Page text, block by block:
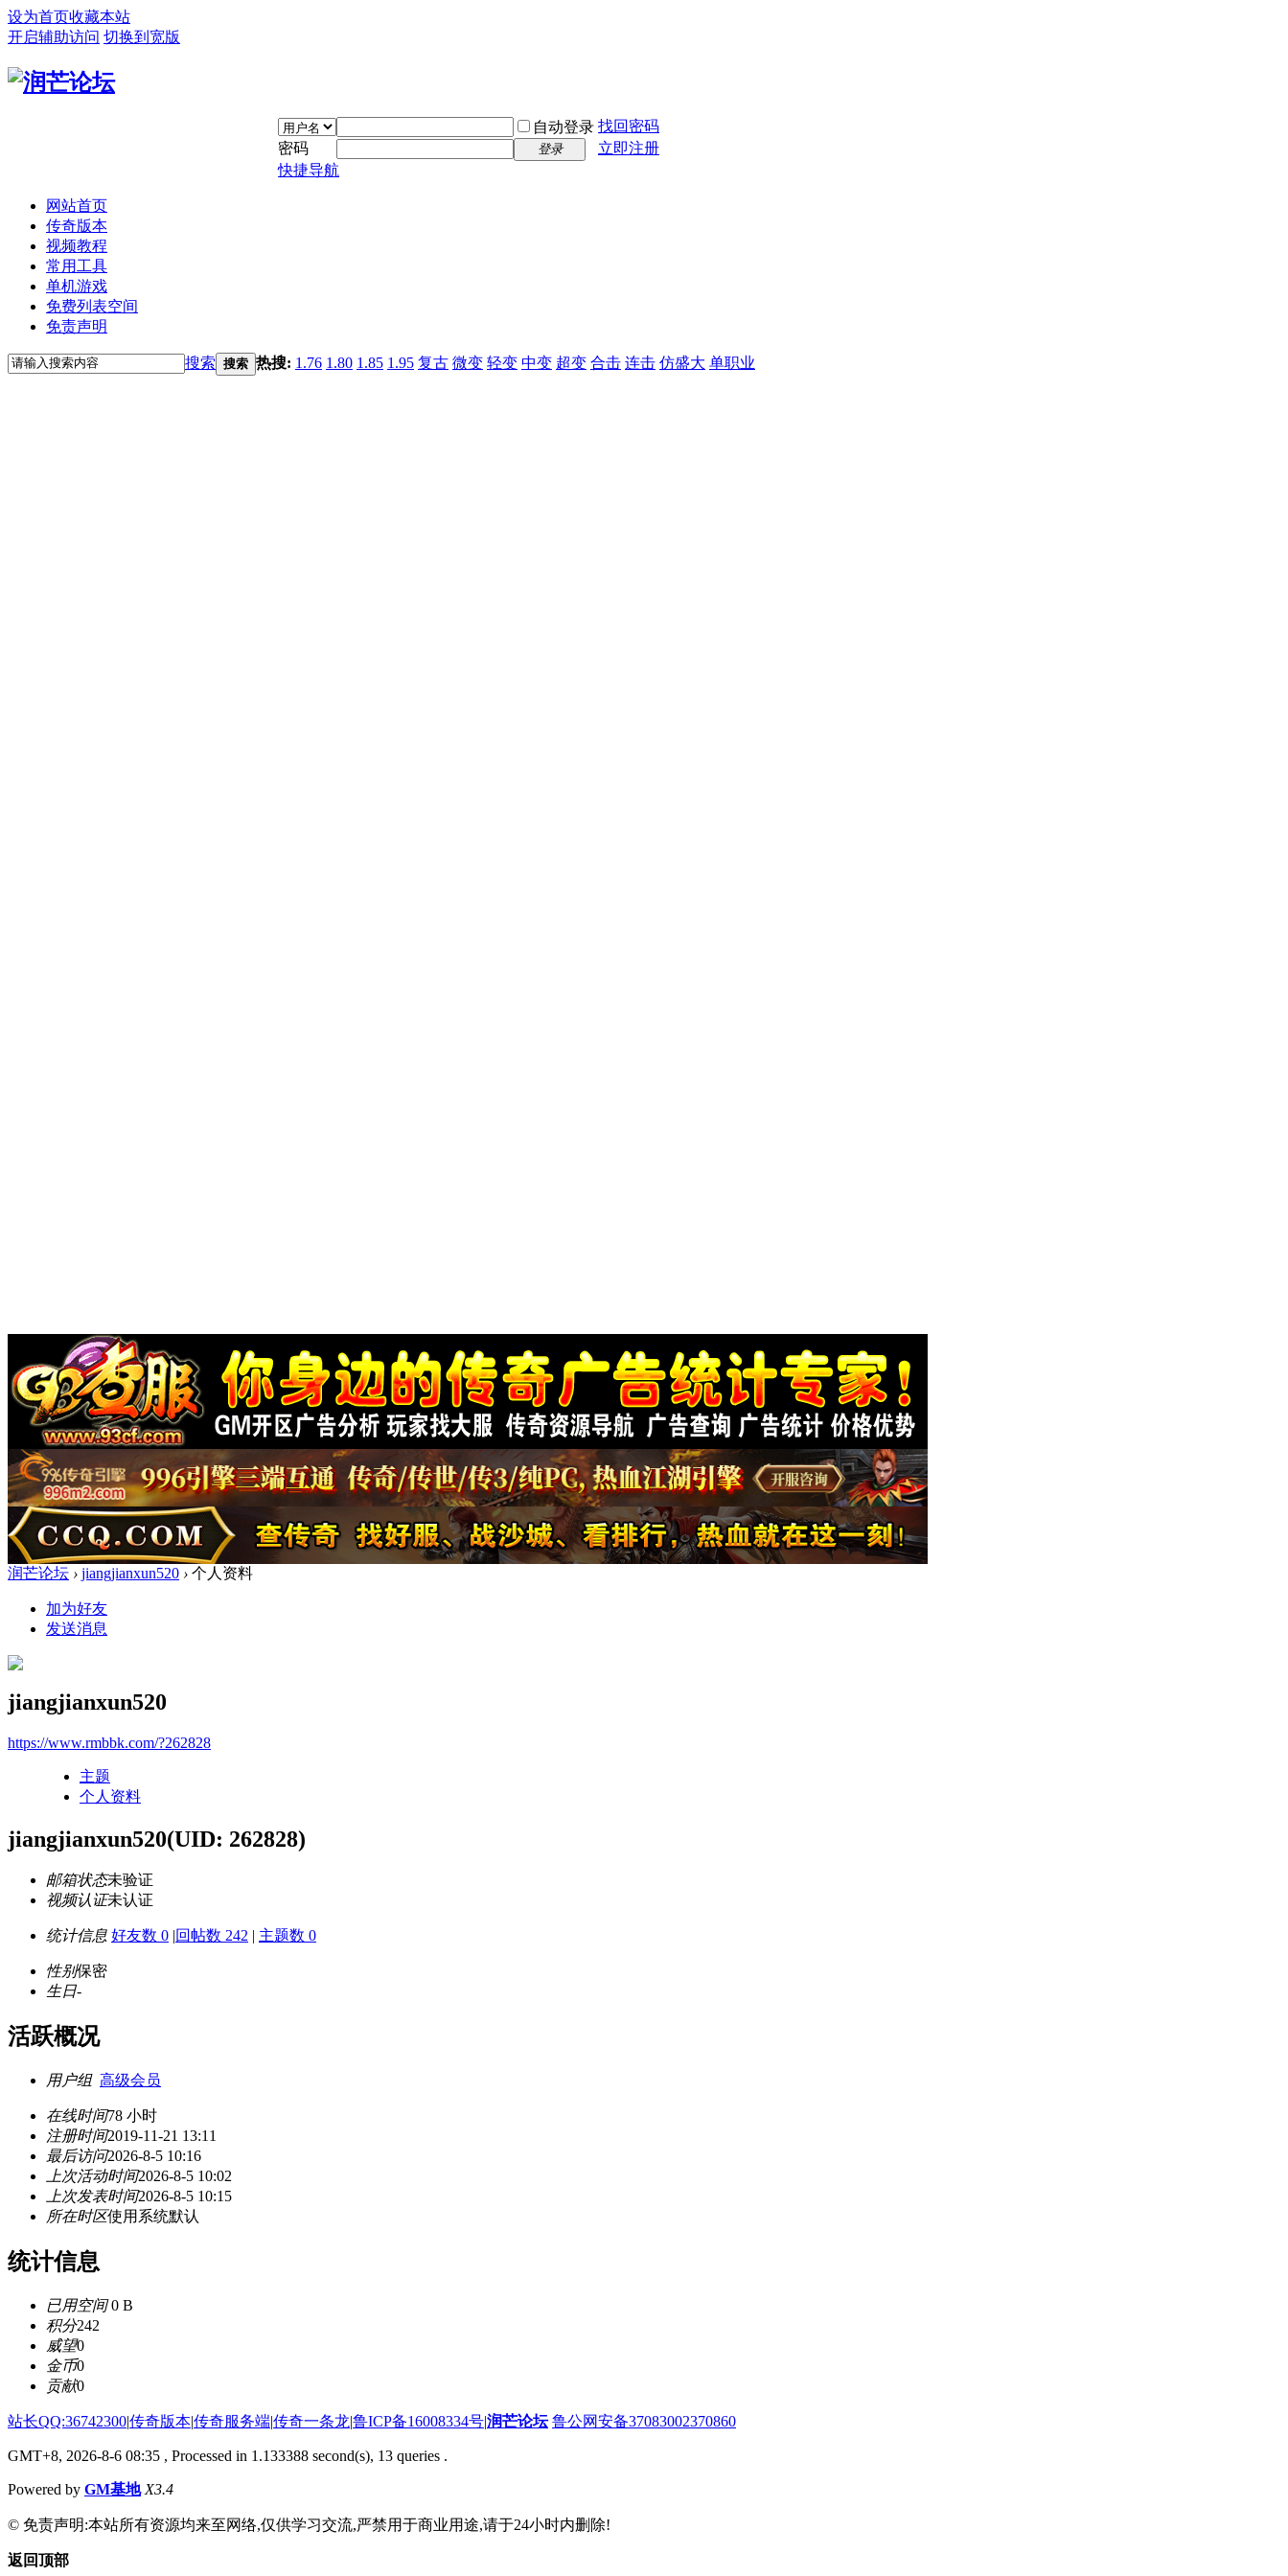
设为首页收藏本站
开启辅助访问 切换到宽版
自动登录 找回密码
密码
登录
立即注册
快捷导航
网站首页
传奇版本
视频教程
常用工具
单机游戏
免费列表空间
免责声明
搜索 搜索 热搜: 1.76 1.80 1.85 1.95 复古 微变 轻变 中变 超变 合击 连击 仿盛大 单职业
润芒论坛 › jiangjianxun520 › 个人资料
加为好友
发送消息
jiangjianxun520
https://www.rmbbk.com/?262828
主题
个人资料
jiangjianxun520(UID: 262828)
邮箱状态未验证
视频认证未认证
统计信息 好友数 0 |回帖数 242 | 主题数 0
性别保密
生日-
活跃概况
用户组 高级会员
在线时间78 小时
注册时间2019-11-21 13:11
最后访问2026-8-5 10:16
上次活动时间2026-8-5 10:02
上次发表时间2026-8-5 10:15
所在时区使用系统默认
统计信息
已用空间0 B
积分242
威望0
金币0
贡献0
站长QQ:36742300|传奇版本|传奇服务端|传奇一条龙|鲁ICP备16008334号|润芒论坛 鲁公网安备37083002370860
GMT+8, 2026-8-6 08:35 , Processed in 1.133388 second(s), 13 queries .
Powered by GM基地 X3.4
© 免责声明:本站所有资源均来至网络,仅供学习交流,严禁用于商业用途,请于24小时内删除!
返回顶部